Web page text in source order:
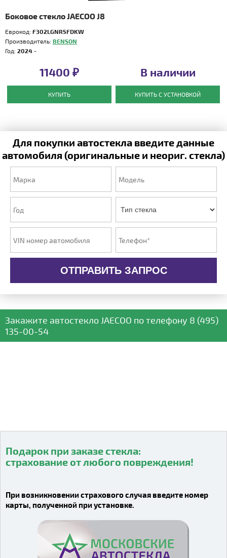
Боковое стекло JAECOO J8
Еврокод: F302LGNR5FDKW
Производитель: BENSON
Год: 2024 -
11400 ₽
КУПИТЬ
В наличии
КУПИТЬ С УСТАНОВКОЙ
Для покупки автостекла введите данные
автомобиля (оригинальные и неориг. стекла)
ОТПРАВИТЬ ЗАПРОС
Закажите автостекло JAECOO по телефону 8 (495)
135-00-54
Видео о компании
Подарок при заказе стекла:
страхование от любого повреждения!
При возникновении страхового случая введите номер
карты, полученной при установке.